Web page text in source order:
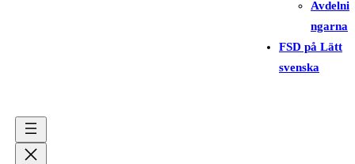
Avdelni
ngarna
FSD på Lätt
svenska